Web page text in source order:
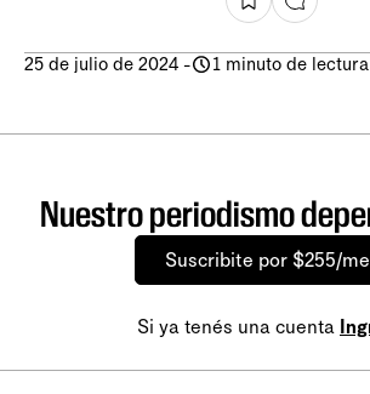
25 de julio de 2024 - 1 minuto de lectura
Nuestro periodismo
Suscribite por $255/
Si ya tenés una cuenta